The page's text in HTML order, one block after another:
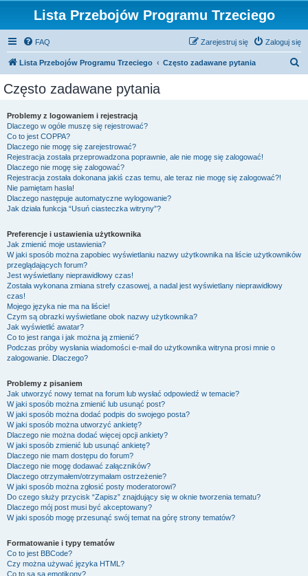
Lista Przebojów Programu Trzeciego
FAQ Zaloguj się
Zarejestruj się
Lista Przebojów Programu Trzeciego Często zadawane pytania
Często zadawane pytania
Problemy z logowaniem i rejestracją
Dlaczego w ogóle muszę się rejestrować?
Co to jest COPPA?
Dlaczego nie mogę się zarejestrować?
Rejestracja została przeprowadzona poprawnie, ale nie mogę się zalogować!
Dlaczego nie mogę się zalogować?
Rejestracja została dokonana jakiś czas temu, ale teraz nie mogę się zalogować?!
Nie pamiętam hasła!
Dlaczego następuje automatyczne wylogowanie?
Jak działa funkcja “Usuń ciasteczka witryny”?
Preferencje i ustawienia użytkownika
Jak zmienić moje ustawienia?
W jaki sposób można zapobiec wyświetlaniu nazwy użytkownika na liście użytkowników
przeglądających forum?
Jest wyświetlany nieprawidłowy czas!
Została wykonana zmiana strefy czasowej, a nadal jest wyświetlany nieprawidłowy
czas!
Mojego języka nie ma na liście!
Czym są obrazki wyświetlane obok nazwy użytkownika?
Jak wyświetlić awatar?
Co to jest ranga i jak można ją zmienić?
Podczas próby wysłania wiadomości e-mail do użytkownika witryna prosi mnie o
zalogowanie. Dlaczego?
Problemy z pisaniem
Jak utworzyć nowy temat na forum lub wysłać odpowiedź w temacie?
W jaki sposób można zmienić lub usunąć post?
W jaki sposób można dodać podpis do swojego posta?
W jaki sposób można utworzyć ankietę?
Dlaczego nie można dodać więcej opcji ankiety?
W jaki sposób zmienić lub usunąć ankietę?
Dlaczego nie mam dostępu do forum?
Dlaczego nie mogę dodawać załączników?
Dlaczego otrzymałem/otrzymałam ostrzeżenie?
W jaki sposób można zgłosić posty moderatorowi?
Do czego służy przycisk “Zapisz” znajdujący się w oknie tworzenia tematu?
Dlaczego mój post musi być akceptowany?
W jaki sposób mogę przesunąć swój temat na górę strony tematów?
Formatowanie i typy tematów
Co to jest BBCode?
Czy można używać języka HTML?
Co to są są emotikony?